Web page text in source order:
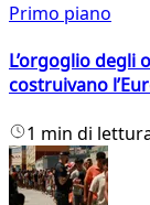
Primo piano
L’orgoglio degli
costruivano
1 min di